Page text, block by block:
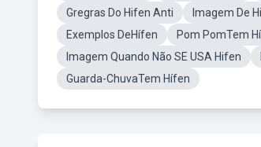
Gregras Do Hifen Anti
Imagem De
Exemplos DeHífen
Pom PomTem
Imagem Quando Não SE USA Hifen
Guarda-ChuvaTem Hífen